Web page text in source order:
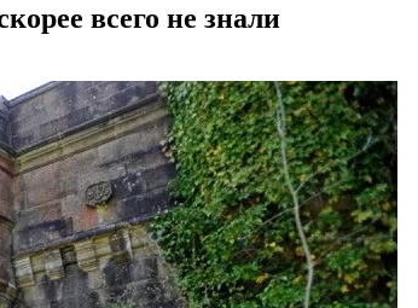
всего не знали